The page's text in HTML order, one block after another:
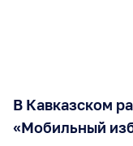
В Кавказском
«Мобильный